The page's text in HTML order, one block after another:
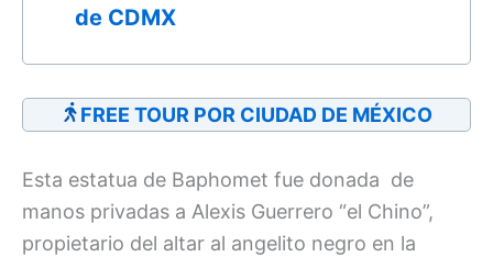
de CDMX
FREE TOUR POR CIUDAD DE MÉXICO
Esta estatua de Baphomet fue donada de
manos privadas a Alexis Guerrero “el Chino”,
propietario del altar al angelito negro en la